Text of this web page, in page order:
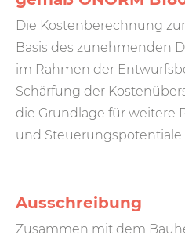
Die Kostenberechnung
Basis des zunehmenden
im Rahmen der
Schärfung der
die Grundlage für weitere
und Steuerungspotentiale
Ausschreibung
Zusammen mit dem